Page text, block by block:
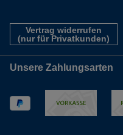
Vertrag widerrufen
(nur für Privatkunden)
Unsere Zahlungsarten